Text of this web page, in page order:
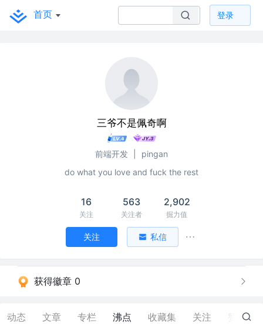
首页 登录
三爷不是佩奇啊
前端开发
pingan
do what you love and fuck the rest
16
关注
563
关注者
2,902
掘力值
关注 私信
获得徽章 0
动态 文章 专栏 沸点 收藏集 关注 125